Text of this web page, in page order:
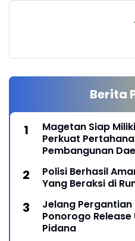
Berita
Magetan Siap
Perkuat
Pembangunan
Polisi Berhasil
Yang Beraksi di
Jelang Pergantian
Ponorogo
Pidana